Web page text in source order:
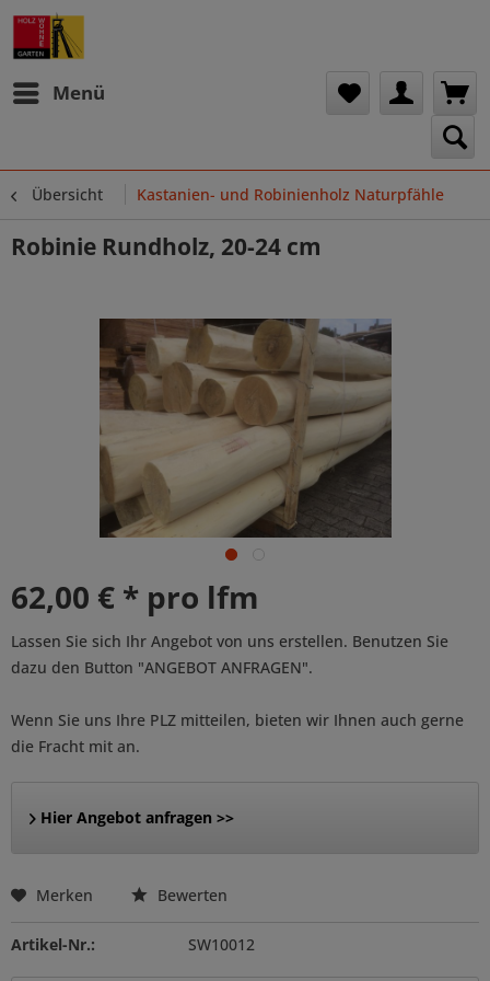
Menü
Übersicht Kastanien- und Robinienholz Naturpfähle
Robinie Rundholz, 20-24 cm
62,00 € * pro lfm
Lassen Sie sich Ihr Angebot von uns erstellen. Benutzen Sie
dazu den Button "ANGEBOT ANFRAGEN".
Wenn Sie uns Ihre PLZ mitteilen, bieten wir Ihnen auch gerne
die Fracht mit an.
Hier Angebot anfragen >>
Merken Bewerten
Artikel-Nr.: SW10012